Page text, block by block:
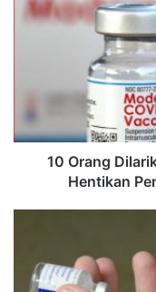
10 Orang
Hentikan